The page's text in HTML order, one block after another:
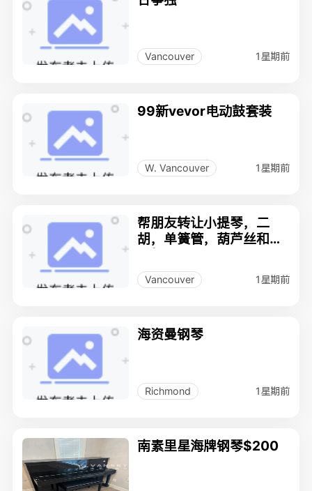
Vancouver 1星期前
99新vevor电动鼓套装
W. Vancouver 1星期前
帮朋友转让小提琴，二
胡，单簧管，葫芦丝和乐
Vancouver 1星期前
海资曼钢琴
Richmond 1星期前
南素里星海牌钢琴$200